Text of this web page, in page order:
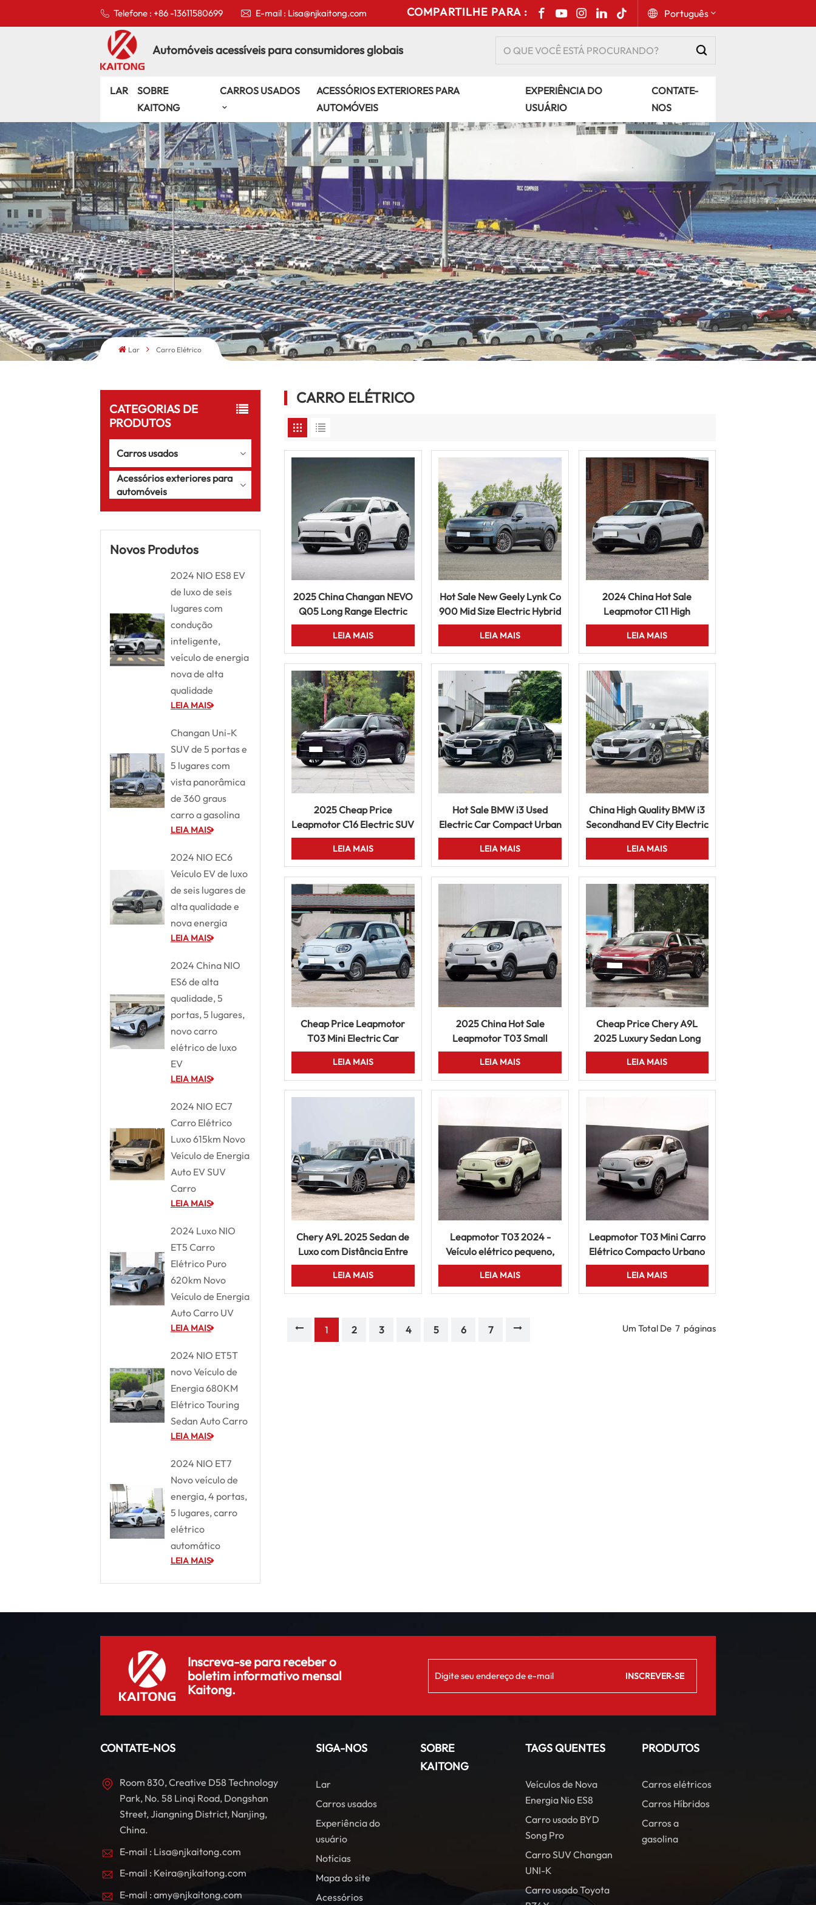
Telefone : +86 -13611580699 E-mail : Lisa@njkaitong.com COMPARTILHE PARA : Português
Русский
Español
Português
عربي
kiswahili
Automóveis acessíveis para consumidores globais
LAR
SOBRE
KAITONG
CARROS USADOS
ACESSÓRIOS EXTERIORES PARA
AUTOMÓVEIS
EXPERIÊNCIA DO
USUÁRIO
CONTATE-
NOS
Lar Carro Elétrico
CATEGORIAS DE
PRODUTOS
Carros usados
Acessórios exteriores para
automóveis
Novos Produtos
2024 NIO ES8 EV
de luxo de seis
lugares com
condução
inteligente,
veículo de energia
nova de alta
qualidade
LEIA MAIS
Changan Uni-K
SUV de 5 portas e
5 lugares com
vista panorâmica
de 360 graus
carro a gasolina
LEIA MAIS
2024 NIO EC6
Veículo EV de luxo
de seis lugares de
alta qualidade e
nova energia
LEIA MAIS
2024 China NIO
ES6 de alta
qualidade, 5
portas, 5 lugares,
novo carro
elétrico de luxo
EV
LEIA MAIS
2024 NIO EC7
Carro Elétrico
Luxo 615km Novo
Veículo de Energia
Auto EV SUV
Carro
LEIA MAIS
2024 Luxo NIO
ET5 Carro
Elétrico Puro
620km Novo
Veículo de Energia
Auto Carro UV
LEIA MAIS
2024 NIO ET5T
novo Veículo de
Energia 680KM
Elétrico Touring
Sedan Auto Carro
LEIA MAIS
2024 NIO ET7
Novo veículo de
energia, 4 portas,
5 lugares, carro
elétrico
automático
LEIA MAIS
CARRO ELÉTRICO
2025 China Changan NEVO
Q05 Long Range Electric
SUV Smart Drive Five Door
Used Vehicle
LEIA MAIS
Hot Sale New Geely Lynk Co
900 Mid Size Electric Hybrid
SUV Premium Intelligent
Vehicle
LEIA MAIS
2024 China Hot Sale
Leapmotor C11 High
Performance EV SUV Long
Range 4WD Pure Electric
Car
LEIA MAIS
2025 Cheap Price
Leapmotor C16 Electric SUV
6 Seater Long Range Smart
Driving New Energy Vehicle
LEIA MAIS
Hot Sale BMW i3 Used
Electric Car Compact Urban
EV Vehicle Long Range For
Sale Vehicle
LEIA MAIS
China High Quality BMW i3
Secondhand EV City Electric
Vehicle 5 Door Hatchback
Car
LEIA MAIS
Cheap Price Leapmotor
T03 Mini Electric Car
Compact Urban EV 5 Door
Smart Vehicle
LEIA MAIS
2025 China Hot Sale
Leapmotor T03 Small
Electric Vehicle Long Range
City EV For Sale
LEIA MAIS
Cheap Price Chery A9L
2025 Luxury Sedan Long
Wheelbase 5 Seater
Intelligent Driving Electric
Car
LEIA MAIS
Chery A9L 2025 Sedan de
Luxo com Distância Entre
Eixos Longa, 5 Lugares,
Carro Elétrico com
Condução Inteligente
LEIA MAIS
Leapmotor T03 2024 -
Veículo elétrico pequeno,
longo alcance, urbano, à
venda
LEIA MAIS
Leapmotor T03 Mini Carro
Elétrico Compacto Urbano
EV 5 Portas Veículo
Inteligente
LEIA MAIS
1 2 3 4 5 6 7 Um Total De 7 Páginas
Inscreva-se para receber o
boletim informativo mensal
Kaitong.
CONTATE-NOS
Room 830, Creative D58 Technology
Park, No. 58 Linqi Road, Dongshan
Street, Jiangning District, Nanjing,
China.
E-mail : Lisa@njkaitong.com
E-mail : Keira@njkaitong.com
E-mail : amy@njkaitong.com
SIGA-NOS
Lar
Carros usados
Experiência do
usuário
Notícias
Mapa do site
Acessórios
SOBRE
KAITONG
TAGS QUENTES
Veículos de Nova
Energia Nio ES8
Carro usado BYD
Song Pro
Carro SUV Changan
UNI-K
Carro usado Toyota
PRODUTOS
Carros elétricos
Carros Híbridos
Carros a
gasolina